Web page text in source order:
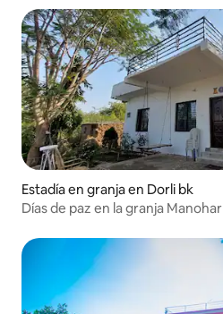
Estadía en granja en Dorli bk
Días de paz en la granja Manohar